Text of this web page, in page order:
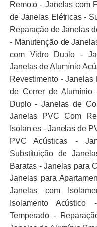
Remoto - Janelas com
de Janelas Elétricas -
Reparação de Janelas
- Manutenção de
com Vidro Duplo -
Janelas de Alumínio
Revestimento -
de Correr de Alumínio
Duplo - Janelas de
Janelas PVC Com
Isolantes - Janelas de
PVC Acústicas -
Substituição de
Baratas - Janelas para
Janelas para
Janelas com
Isolamento
Temperado -